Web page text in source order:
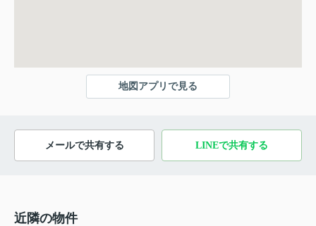
地図アプリで見る
メールで共有する LINEで共有する
近隣の物件